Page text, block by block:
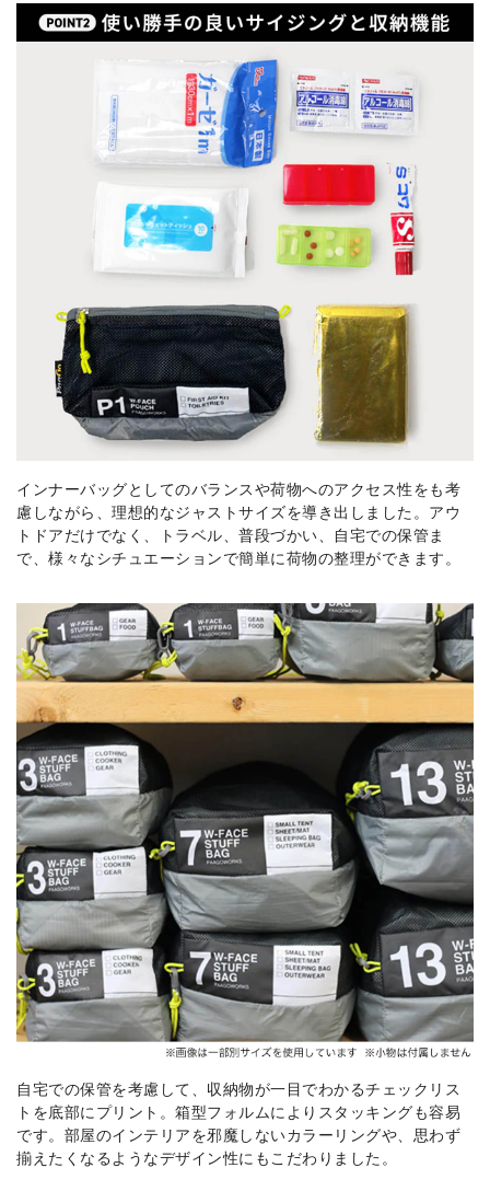
インナーバッグとしてのバランスや荷物へのアクセス性をも考
慮しながら、理想的なジャストサイズを導き出しました。アウ
トドアだけでなく、トラベル、普段づかい、自宅での保管ま
で、様々なシチュエーションで簡単に荷物の整理ができます。
自宅での保管を考慮して、収納物が一目でわかるチェックリス
トを底部にプリント。箱型フォルムによりスタッキングも容易
です。部屋のインテリアを邪魔しないカラーリングや、思わず
揃えたくなるようなデザイン性にもこだわりました。